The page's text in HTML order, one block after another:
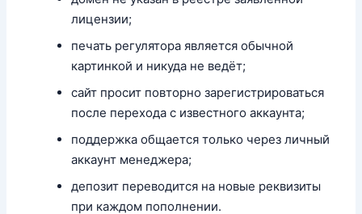
лицензии;
печать регулятора является обычной
картинкой и никуда не ведёт;
сайт просит повторно зарегистрироваться
после перехода с известного аккаунта;
поддержка общается только через личный
аккаунт менеджера;
депозит переводится на новые реквизиты
при каждом пополнении.